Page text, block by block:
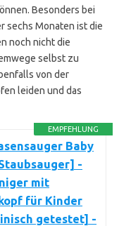
Besonders bei
sechs Monaten ist die
noch nicht die
selbst zu
von der
leiden und das
EMPFEHLUNG
Baby
-
mit
für Kinder
getestet] -